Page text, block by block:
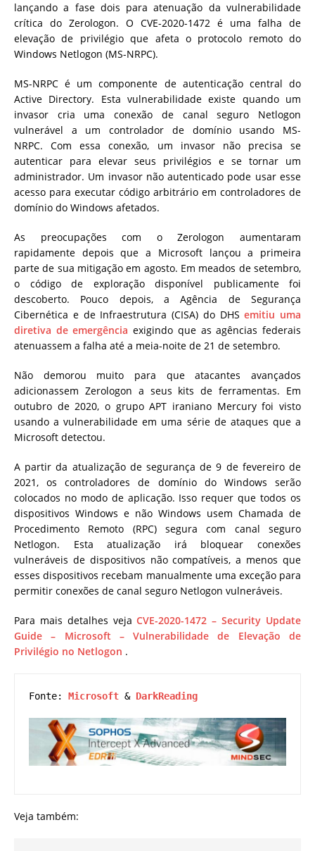
lançando a fase dois para atenuação da vulnerabilidade
crítica do Zerologon. O CVE-2020-1472 é uma falha de
elevação de privilégio que afeta o protocolo remoto do
Windows Netlogon (MS-NRPC).
MS-NRPC é um componente de autenticação central do
Active Directory. Esta vulnerabilidade existe quando um
invasor cria uma conexão de canal seguro Netlogon
vulnerável a um controlador de domínio usando MS-
NRPC.Com essa conexão, um invasor não precisa se
autenticar para elevar seus privilégios e se tornar um
administrador. Um invasor não autenticado pode usar esse
acesso para executar código arbitrário em controladores de
domínio do Windows afetados.
As preocupações com o Zerologon aumentaram
rapidamente depois que a Microsoft lançoua primeira
parte de sua mitigação em agosto. Em meados de setembro,
o código de exploração disponível publicamente foi
descoberto. Pouco depois, a Agência de Segurança
Cibernética e de Infraestrutura (CISA) do DHSemitiu uma
diretiva de emergência exigindo que as agências federais
atenuassem a falha até a meia-noite de 21 de setembro.
Não demorou muito para que atacantes avançados
adicionassem Zerologon a seus kits de ferramentas. Em
outubro de 2020, o grupo APT iraniano Mercury foi visto
usando a vulnerabilidade em uma série de ataques que a
Microsoft detectou.
A partir da atualização de segurança de 9 de fevereiro de
2021, os controladores de domínio do Windows serão
colocados no modo de aplicação. Isso requer que todos os
dispositivos Windows e não Windows usem Chamada de
Procedimento Remoto (RPC) segura com canal seguro
Netlogon. Esta atualização irá bloquear conexões
vulneráveis ​​de dispositivos não compatíveis, a menos que
esses dispositivos recebam manualmente uma exceção para
permitir conexões de canal seguro Netlogon vulneráveis.
Para mais detalhes vejaCVE-2020-1472 – Security Update
Guide – Microsoft – Vulnerabilidade de Elevação de
Privilégio no Netlogon .
Fonte: Microsoft & DarkReading
Veja também: